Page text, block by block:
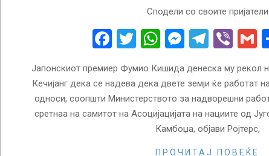
Сподели со своите пријатели
Facebook
Twitter
WhatsApp
Јапонскиот премиер Фумио Кишида денеска му рекол
Кечијанг дека се надева дека двете земји ќе работат
односи, соопшти Министерството за надворешни
сретнаа на самитот на Асоцијацијата на нациите од
Камбоџа, објави Ројтерс,
ПРОЧИТАЈ ПОВЕЌЕ